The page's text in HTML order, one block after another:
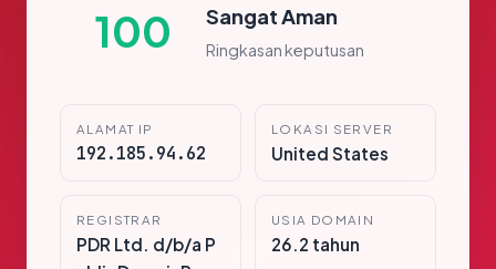
100 Sangat Aman
Ringkasan keputusan
ALAMAT IP
192.185.94.62
LOKASI SERVER
United States
REGISTRAR
PDR Ltd. d/b/a P
USIA DOMAIN
26.2 tahun